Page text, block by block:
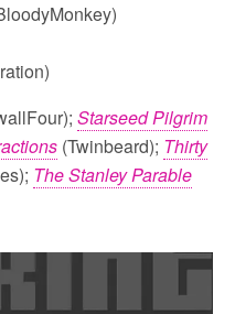
Starseed Pilgrim
(Twinbeard); Thirty
The Stanley Parable